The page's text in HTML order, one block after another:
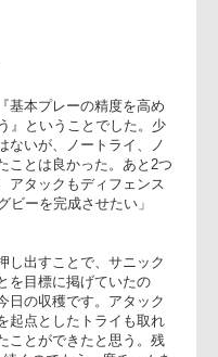
ツ
チ
、『基本プレーの精度を高め
ろう』ということでした。少
はないが、ノートライ、ノ
きたことは良かった。あと2
で、アタックもディフェンス
ラグビーを完成させたい」